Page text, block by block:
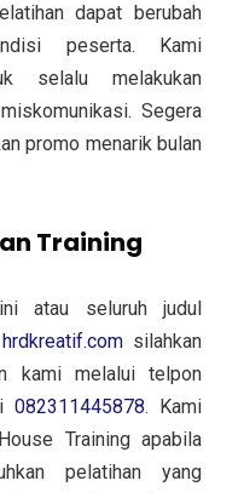
dapat berubah
peserta. Kami
selalu melakukan
Segera
promo menarik bulan
Training
atau seluruh judul
hrdkreatif.com silahkan
kami melalui telpon
082311445878. Kami
Training apabila
pelatihan yang